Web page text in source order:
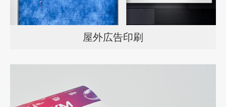
屋外広告印刷